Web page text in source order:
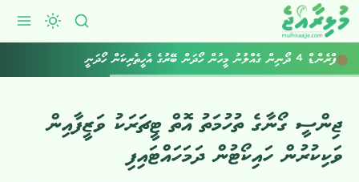
ފްރެންޑް 4 ދޯނިން ގެއްލުނު މީހުން ހޯދަން ބޭރުގެ އެހީތެރިކަން ހޯދަނީ
ޖިންސީ ގޯނާގެ ތުހުމަތު އޮތް ޓީޗަރަކު ވަޒީފާއިން
ވަކިކުރުން ހައިކޯޓުން ދަމަހައްޓައިފި